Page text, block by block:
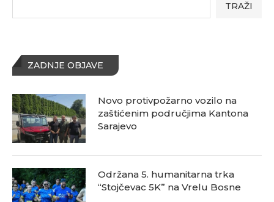
TRAŽI
ZADNJE OBJAVE
Novo protivpožarno vozilo na
zaštićenim područjima Kantona
Sarajevo
Održana 5. humanitarna trka
“Stojčevac 5K” na Vrelu Bosne